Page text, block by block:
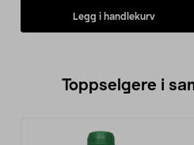
Legg i handlekurv
Toppselgere i